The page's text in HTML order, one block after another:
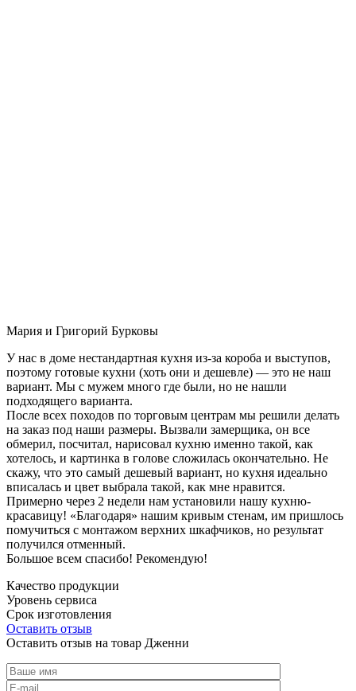
Мария и Григорий Бурковы
У нас в доме нестандартная кухня из-за короба и выступов,
поэтому готовые кухни (хоть они и дешевле) — это не наш
вариант. Мы с мужем много где были, но не нашли
подходящего варианта.
После всех походов по торговым центрам мы решили делать
на заказ под наши размеры. Вызвали замерщика, он все
обмерил, посчитал, нарисовал кухню именно такой, как
хотелось, и картинка в голове сложилась окончательно. Не
скажу, что это самый дешевый вариант, но кухня идеально
вписалась и цвет выбрала такой, как мне нравится.
Примерно через 2 недели нам установили нашу кухню-
красавицу! «Благодаря» нашим кривым стенам, им пришлось
помучиться с монтажом верхних шкафчиков, но результат
получился отменный.
Большое всем спасибо! Рекомендую!
Качество продукции
Уровень сервиса
Срок изготовления
Оставить отзыв
Оставить отзыв на товар Дженни